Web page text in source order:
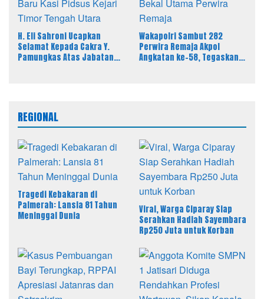
H. Eli Sahroni Ucapkan
Selamat Kepada Cakra Y.
Pamungkas Atas Jabatan
Wakapolri Sambut 282
Perwira Remaja Akpol
Angkatan ke-58, Tegaskan
REGIONAL
Tragedi Kebakaran di
Palmerah: Lansia 81 Tahun
Meninggal Dunia
Viral, Warga Ciparay Siap
Serahkan Hadiah Sayembara
Rp250 Juta untuk Korban